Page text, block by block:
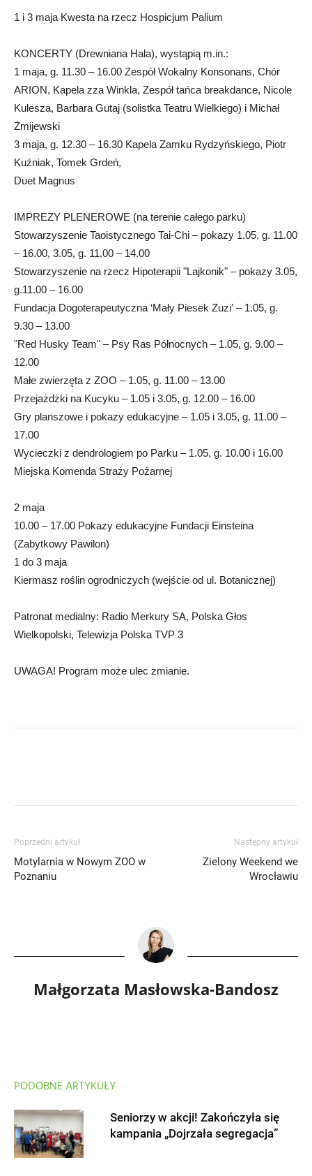
1 i 3 maja Kwesta na rzecz Hospicjum Palium
KONCERTY (Drewniana Hala), wystąpią m.in.:
1 maja, g. 11.30 – 16.00 Zespół Wokalny Konsonans, Chór
ARION, Kapela zza Winkla, Zespół tańca breakdance, Nicole
Kulesza, Barbara Gutaj (solistka Teatru Wielkiego) i Michał
Żmijewski
3 maja, g. 12.30 – 16.30 Kapela Zamku Rydzyńskiego, Piotr
Kuźniak, Tomek Grdeń,
Duet Magnus
IMPREZY PLENEROWE (na terenie całego parku)
Stowarzyszenie Taoistycznego Tai-Chi – pokazy 1.05, g. 11.00
– 16.00, 3.05, g. 11.00 – 14.00
Stowarzyszenie na rzecz Hipoterapii "Lajkonik" – pokazy 3.05,
g.11.00 – 16.00
Fundacja Dogoterapeutyczna ‘Mały Piesek Zuzi′ – 1.05, g.
9.30 – 13.00
"Red Husky Team" – Psy Ras Północnych – 1.05, g. 9.00 –
12.00
Małe zwierzęta z ZOO – 1.05, g. 11.00 – 13.00
Przejażdżki na Kucyku – 1.05 i 3.05, g. 12.00 – 16.00
Gry planszowe i pokazy edukacyjne – 1.05 i 3.05, g. 11.00 –
17.00
Wycieczki z dendrologiem po Parku – 1.05, g. 10.00 i 16.00
Miejska Komenda Straży Pożarnej
2 maja
10.00 – 17.00 Pokazy edukacyjne Fundacji Einsteina
(Zabytkowy Pawilon)
1 do 3 maja
Kiermasz roślin ogrodniczych (wejście od ul. Botanicznej)
Patronat medialny: Radio Merkury SA, Polska Głos
Wielkopolski, Telewizja Polska TVP 3
UWAGA! Program może ulec zmianie.
Poprzedni artykuł
Motylarnia w Nowym ZOO w
Poznaniu
Następny artykuł
Zielony Weekend we
Wrocławiu
Małgorzata Masłowska-Bandosz
PODOBNE ARTYKUŁY
Seniorzy w akcji! Zakończyła się
kampania „Dojrzała segregacja”